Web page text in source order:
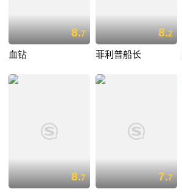
8.7
血钻
8.2
菲利普船长
8.7 7.7